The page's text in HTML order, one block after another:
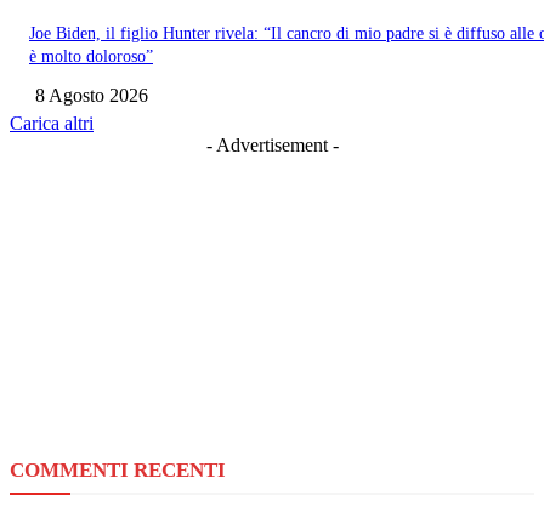
Joe Biden, il figlio Hunter rivela: “Il cancro di mio padre si è diffuso alle
è molto doloroso”
8 Agosto 2026
Carica altri
- Advertisement -
COMMENTI RECENTI